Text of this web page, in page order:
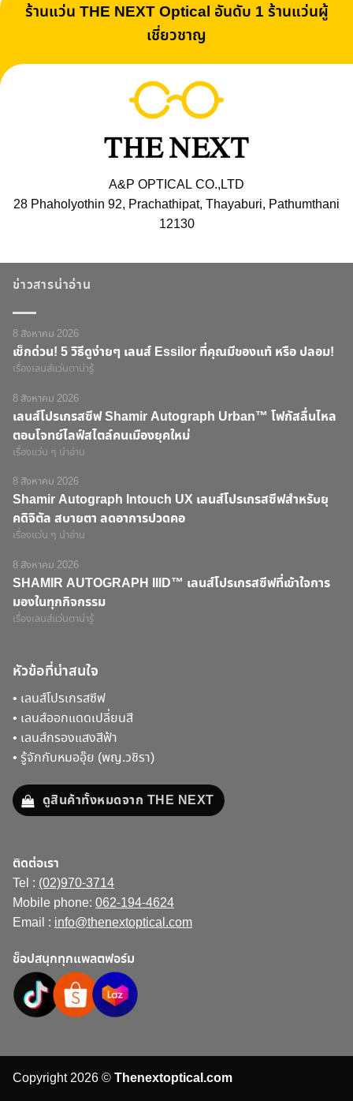
ร้านแว่น THE NEXT Optical อันดับ 1 ร้านแว่นผู้
เชี่ยวชาญ
A&P OPTICAL CO.,LTD
28 Phaholyothin 92, Prachathipat, Thayaburi, Pathumthani
12130
ข่าวสารน่าอ่าน
8 สิงหาคม 2026
เช็กด่วน! 5 วิธีดูง่ายๆ เลนส์ Essilor ที่คุณมีของแท้ หรือ ปลอม!
เรื่องเลนส์แว่นตาน่ารู้
8 สิงหาคม 2026
เลนส์โปรเกรสซีฟ Shamir Autograph Urban™ โฟกัสลื่นไหล
ตอบโจทย์ไลฟ์สไตล์คนเมืองยุคใหม่
เรื่องแว่น ๆ น่าอ่าน
8 สิงหาคม 2026
Shamir Autograph Intouch UX เลนส์โปรเกรสซีฟสำหรับยุ
คดิจิตัล สบายตา ลดอาการปวดคอ
เรื่องแว่น ๆ น่าอ่าน
8 สิงหาคม 2026
SHAMIR AUTOGRAPH IIID™ เลนส์โปรเกรสซีฟที่เข้าใจการ
มองในทุกกิจกรรม
เรื่องเลนส์แว่นตาน่ารู้
หัวข้อที่น่าสนใจ
• เลนส์โปรเกรสซีฟ
• เลนส์ออกแดดเปลี่ยนสี
• เลนส์กรองแสงสีฟ้า
• รู้จักกับหมออุ๊ย (พญ.วชิรา)
ดูสินค้าทั้งหมดจาก THE NEXT
ติดต่อเรา
Tel : (02)970-3714
Mobile phone: 062-194-4624
Email : info@thenextoptical.com
ช็อปสนุกทุกแพลตฟอร์ม
Copyright 2026 ©Thenextoptical.com